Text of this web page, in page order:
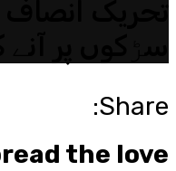
Share:
the love